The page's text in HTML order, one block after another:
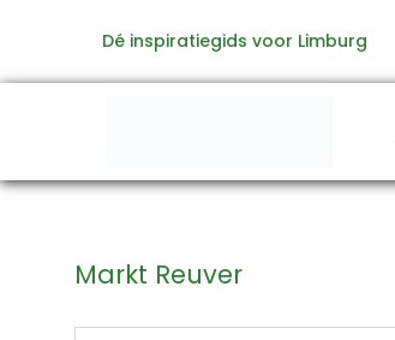
de
Dé inspiratiegids voor Limburg
Markt Reuver